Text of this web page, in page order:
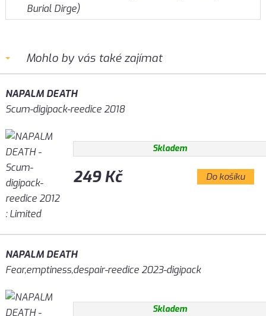
Burial Dirge)
Mohlo by vás také zajímat
NAPALM DEATH
Scum-digipack-reedice 2018
Skladem
249 Kč Do košíku
NAPALM DEATH
Fear,emptiness,despair-reedice 2023-digipack
Skladem